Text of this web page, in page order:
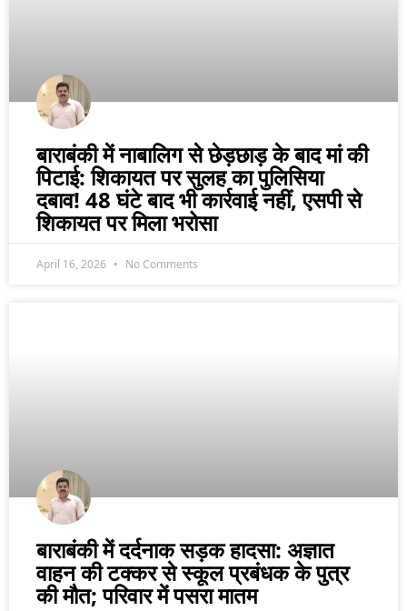
बाराबंकी में नाबालिग से छेड़छाड़ के बाद मां की
पिटाई: शिकायत पर सुलह का पुलिसिया
दबाव! 48 घंटे बाद भी कार्रवाई नहीं, एसपी से
शिकायत पर मिला भरोसा
April 16, 2026 No Comments
बाराबंकी में दर्दनाक सड़क हादसा: अज्ञात
वाहन की टक्कर से स्कूल प्रबंधक के पुत्र
की मौत; परिवार में पसरा मातम